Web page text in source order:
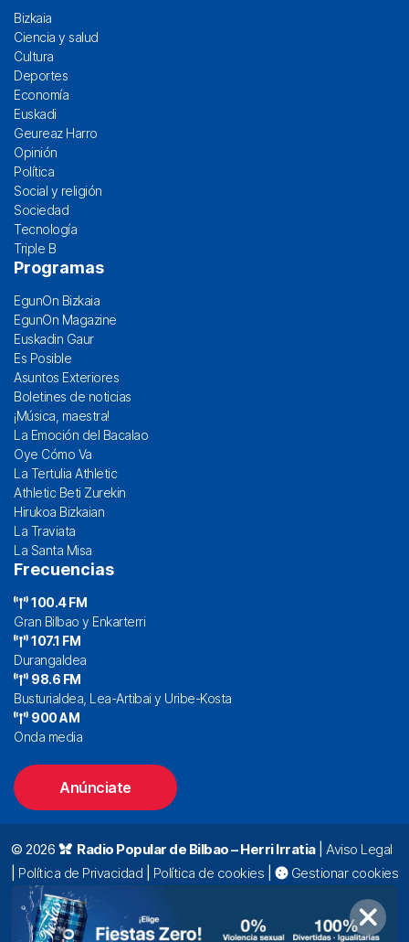
Bizkaia
Ciencia y salud
Cultura
Deportes
Economía
Euskadi
Geureaz Harro
Opinión
Política
Social y religión
Sociedad
Tecnología
Triple B
Programas
EgunOn Bizkaia
EgunOn Magazine
Euskadin Gaur
Es Posible
Asuntos Exteriores
Boletines de noticias
¡Música, maestra!
La Emoción del Bacalao
Oye Cómo Va
La Tertulia Athletic
Athletic Beti Zurekin
Hirukoa Bizkaian
La Traviata
La Santa Misa
Frecuencias
100.4 FM
Gran Bilbao y Enkarterri
107.1 FM
Durangaldea
98.6 FM
Busturialdea, Lea-Artibai y Uribe-Kosta
900 AM
Onda media
Anúnciate
© 2026 Radio Popular de Bilbao – Herri Irratia| Aviso Legal
Política de Privacidad Política de cookies
Gestionar cookies
Alda. Mazarredo, 47 – 7º 48009 Bilbao |
|
oyentes@radiopopular.com